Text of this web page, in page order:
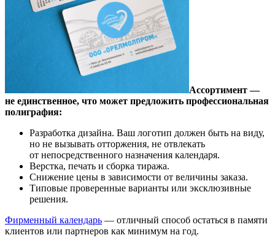
Ассортимент —
не единственное, что может предложить профессиональная
полиграфия:
Разработка дизайна. Ваш логотип должен быть на виду,
но не вызывать отторжения, не отвлекать
от непосредственного назначения календаря.
Верстка, печать и сборка тиража.
Снижение цены в зависимости от величины заказа.
Типовые проверенные варианты или эксклюзивные
решения.
Фирменный календарь — отличный способ остаться в памяти
клиентов или партнеров как минимум на год.